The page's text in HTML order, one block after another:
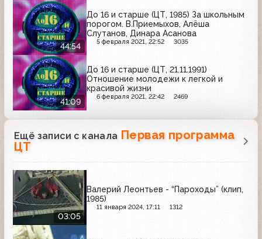
44:54
До 16 и старше (ЦТ, 1985) За школьным
порогом. В.Приемыхов, Алёша
Слутанов, Динара Асанова
5 февраля 2021, 22:52 3035
41:09
До 16 и старше (ЦТ, 21.11.1991)
Отношение молодежи к легкой и
красивой жизни
6 февраля 2021, 22:42 2469
Ещё записи с канала Первая программа
ЦТ
03:05
Валерий Леонтьев - “Пароходы” (клип,
1985)
11 января 2024, 17:11 1312